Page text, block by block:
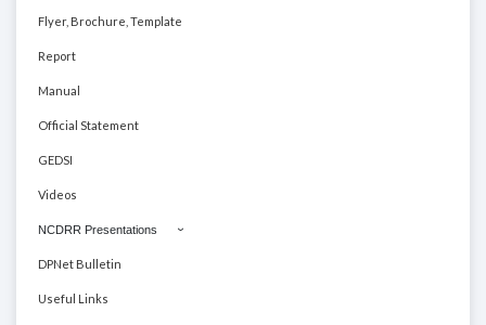
Flyer, Brochure, Template
Report
Manual
Official Statement
GEDSI
Videos
NCDRR Presentations
DPNet Bulletin
Useful Links